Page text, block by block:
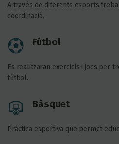
A través de diferents esports
coordinació.
Fútbol
Es realitzaran exercicis i jocs per
futbol.
Bàsquet
Pràctica esportiva que permet